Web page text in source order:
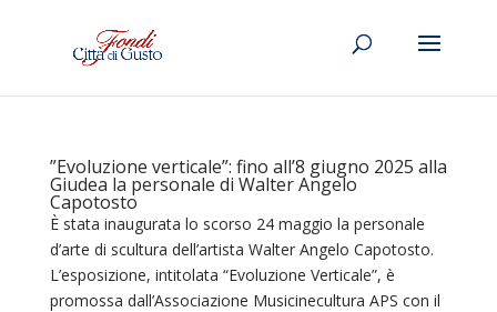
”Evoluzione verticale”: fino all’8 giugno 2025 alla
Giudea la personale di Walter Angelo
Capotosto
È stata inaugurata lo scorso 24 maggio la personale
d’arte di scultura dell’artista Walter Angelo Capotosto.
L’esposizione, intitolata “Evoluzione Verticale”, è
promossa dall’Associazione Musicinecultura APS con il